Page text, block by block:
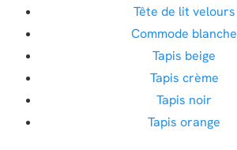
Tête de lit velours
Commode blanche
Tapis beige
Tapis crème
Tapis noir
Tapis orange